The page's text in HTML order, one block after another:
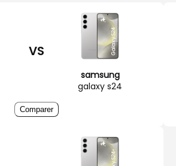
VS
samsung
galaxy s24
Comparer